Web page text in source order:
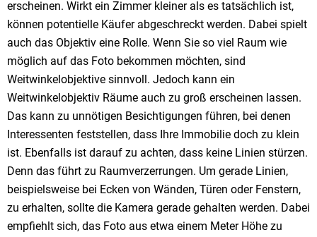
erscheinen. Wirkt ein Zimmer kleiner als es tatsächlich ist,
können potentielle Käufer abgeschreckt werden. Dabei spielt
auch das Objektiv eine Rolle. Wenn Sie so viel Raum wie
möglich auf das Foto bekommen möchten, sind
Weitwinkelobjektive sinnvoll. Jedoch kann ein
Weitwinkelobjektiv Räume auch zu groß erscheinen lassen.
Das kann zu unnötigen Besichtigungen führen, bei denen
Interessenten feststellen, dass Ihre Immobilie doch zu klein
ist. Ebenfalls ist darauf zu achten, dass keine Linien stürzen.
Denn das führt zu Raumverzerrungen. Um gerade Linien,
beispielsweise bei Ecken von Wänden, Türen oder Fenstern,
zu erhalten, sollte die Kamera gerade gehalten werden. Dabei
empfiehlt sich, das Foto aus etwa einem Meter Höhe zu